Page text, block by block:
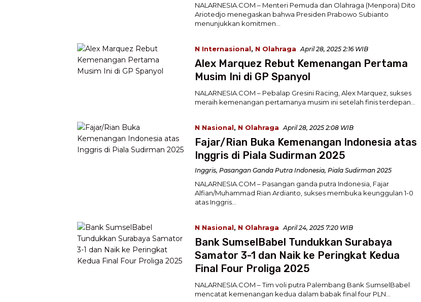
NALARNESIA.COM – Menteri Pemuda dan Olahraga (Menpora) Dito
Ariotedjo menegaskan bahwa Presiden Prabowo Subianto
menunjukkan komitmen…
N Internasional, N Olahraga April 28, 2025 2:16 WIB
Alex Marquez Rebut Kemenangan Pertama
Musim Ini di GP Spanyol
NALARNESIA.COM – Pebalap Gresini Racing, Alex Marquez, sukses
meraih kemenangan pertamanya musim ini setelah finis terdepan…
N Nasional, N Olahraga April 28, 2025 2:08 WIB
Fajar/Rian Buka Kemenangan Indonesia atas
Inggris di Piala Sudirman 2025
Inggris, Pasangan Ganda Putra Indonesia, Piala Sudirman 2025
NALARNESIA.COM – Pasangan ganda putra Indonesia, Fajar
Alfian/Muhammad Rian Ardianto, sukses membuka keunggulan 1-0
atas Inggris…
N Nasional, N Olahraga April 24, 2025 7:20 WIB
Bank SumselBabel Tundukkan Surabaya
Samator 3-1 dan Naik ke Peringkat Kedua
Final Four Proliga 2025
NALARNESIA.COM – Tim voli putra Palembang Bank SumselBabel
mencatat kemenangan kedua dalam babak final four PLN…